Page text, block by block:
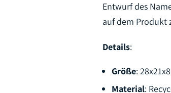
Entwurf des
auf dem Produkt
Details:
Größe:
Material: